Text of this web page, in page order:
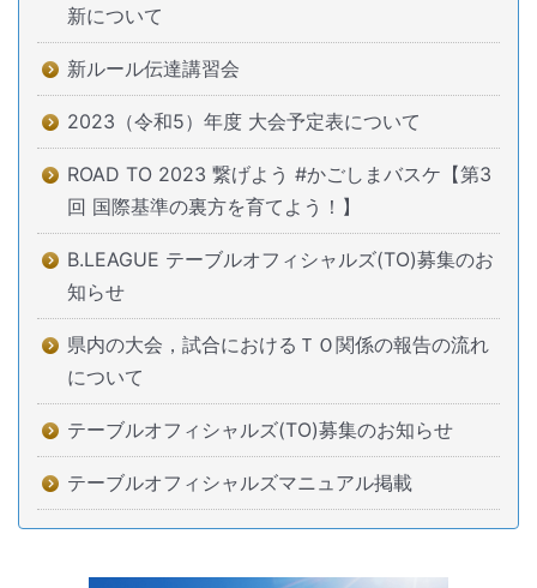
新について
新ルール伝達講習会
2023（令和5）年度 大会予定表について
ROAD TO 2023 繋げよう #かごしまバスケ【第3
回 国際基準の裏方を育てよう！】
B.LEAGUE テーブルオフィシャルズ(TO)募集のお
知らせ
県内の大会，試合におけるＴＯ関係の報告の流れ
について
テーブルオフィシャルズ(TO)募集のお知らせ
テーブルオフィシャルズマニュアル掲載